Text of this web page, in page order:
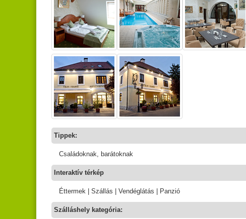
Tippek:
Családoknak, barátoknak
Interaktív térkép
Éttermek | Szállás | Vendéglátás | Panzió
Szálláshely kategória: